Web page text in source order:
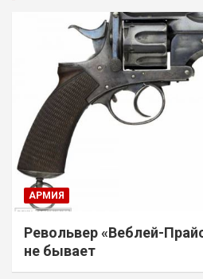
АРМИЯ
Револьвер «Веблей-
не бывает